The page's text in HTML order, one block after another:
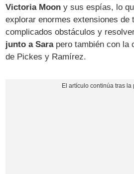
Victoria Moon y sus espías, lo
explorar enormes extensiones de
complicados obstáculos y
junto a Sarapero también con la
de Pickes y Ramírez.